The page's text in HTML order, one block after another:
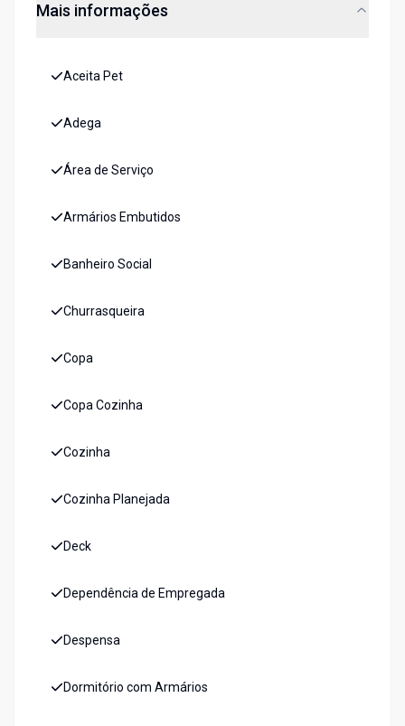
Mais informações
Aceita Pet
Adega
Área de Serviço
Armários Embutidos
Banheiro Social
Churrasqueira
Copa
Copa Cozinha
Cozinha
Cozinha Planejada
Deck
Dependência de Empregada
Despensa
Dormitório com Armários